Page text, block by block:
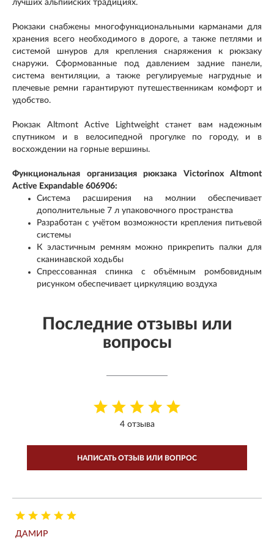
лучших альпийских традициях.
Рюкзаки снабжены многофункциональными карманами для
хранения всего необходимого в дороге, а также петлями и
системой шнуров для крепления снаряжения к рюкзаку
снаружи. Сформованные под давлением задние панели,
система вентиляции, а также регулируемые нагрудные и
плечевые ремни гарантируют путешественникам комфорт и
удобство.
Рюкзак Altmont Active Lightweight станет вам надежным
спутником и в велосипедной прогулке по городу, и в
восхождении на горные вершины.
Функциональная организация рюкзака Victorinox Altmont
Active Expandable 606906:
Система расширения на молнии обеспечивает
дополнительные 7 л упаковочного пространства
Разработан с учётом возможности крепления питьевой
системы
К эластичным ремням можно прикрепить палки для
сканинавской ходьбы
Спрессованная спинка с объёмным ромбовидным
рисунком обеспечивает циркуляцию воздуха
Последние отзывы или
вопросы
4 отзыва
НАПИСАТЬ ОТЗЫВ ИЛИ ВОПРОС
ДАМИР